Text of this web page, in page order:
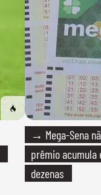
→ Mega-Sena
prêmio acumula
dezenas